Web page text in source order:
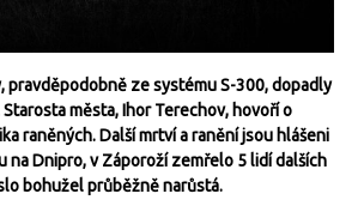
pravděpodobně ze systému S-300, dopadly
města, Ihor Terechov, hovoří o
raněných. Další mrtví a ranění jsou hlášeni
na Dnipro, v Záporoží zemřelo 5 lidí dalších
bohužel průběžně narůstá.